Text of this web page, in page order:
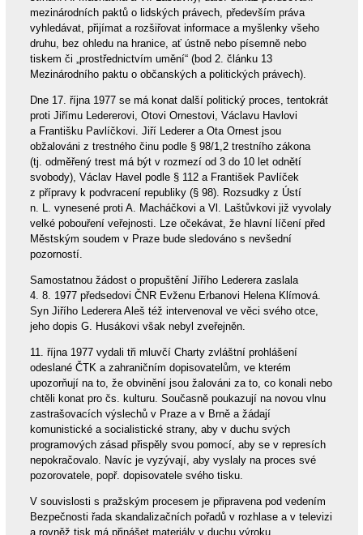
mezinárodních paktů o lidských právech, především práva
vyhledávat, přijímat a rozšiřovat informace a myšlenky všeho
druhu, bez ohledu na hranice, ať ústně nebo písemně nebo
tiskem či „prostřednictvím umění“ (bod 2. článku 13
Mezinárodního paktu o občanských a politických právech).
Dne 17. října 1977 se má konat další politický proces, tentokrát
proti Jiřímu Ledererovi, Otovi Ornestovi, Václavu Havlovi
a Františku Pavlíčkovi. Jiří Lederer a Ota Ornest jsou
obžalováni z trestného činu podle § 98/1,2 trestního zákona
(tj. odměřený trest má být v rozmezí od 3 do 10 let odnětí
svobody), Václav Havel podle § 112 a František Pavlíček
z přípravy k podvracení republiky (§ 98). Rozsudky z Ústí
n. L. vynesené proti A. Macháčkovi a Vl. Laštůvkovi již vyvolaly
velké pobouření veřejnosti. Lze očekávat, že hlavní líčení před
Městským soudem v Praze bude sledováno s nevšední
pozorností.
Samostatnou žádost o propuštění Jiřího Lederera zaslala
4. 8. 1977 předsedovi ČNR Evženu Erbanovi Helena Klímová.
Syn Jiřího Lederera Aleš též intervenoval ve věci svého otce,
jeho dopis G. Husákovi však nebyl zveřejněn.
11. října 1977 vydali tři mluvčí Charty zvláštní prohlášení
odeslané ČTK a zahraničním dopisovatelům, ve kterém
upozorňují na to, že obvinění jsou žalováni za to, co konali nebo
chtěli konat pro čs. kulturu. Současně poukazují na novou vlnu
zastrašovacích výslechů v Praze a v Brně a žádají
komunistické a socialistické strany, aby v duchu svých
programových zásad přispěly svou pomocí, aby se v represích
nepokračovalo. Navíc je vyzývají, aby vyslaly na proces své
pozorovatele, popř. dopisovatele svého tisku.
V souvislosti s pražským procesem je připravena pod vedením
Bezpečnosti řada skandalizačních pořadů v rozhlase a v televizi
a rovněž tisk má přinášet materiály v duchu výroku